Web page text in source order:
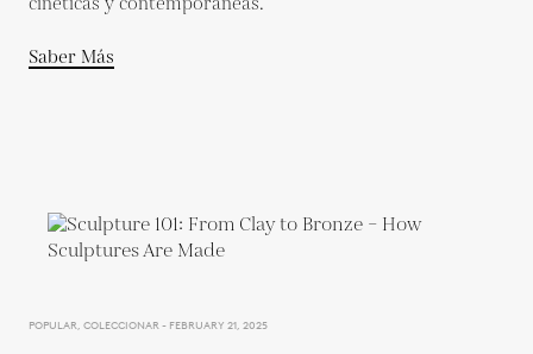
Saber Más
POPULAR, COLECCIONAR - FEBRUARY 21, 2025